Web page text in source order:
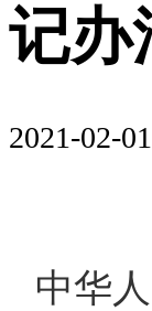
记办
2021-02-01
中华